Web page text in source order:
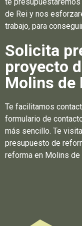
de Rei y nos
trabajo, para
Solicita
proyecto
Molins de
Te facilitamos
formulario de
más sencillo. Te
presupuesto de
reforma en Molins de